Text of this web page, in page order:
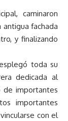
caminaron
fachada
y finalizando
toda su
dedicada al
de importantes
importantes
con el